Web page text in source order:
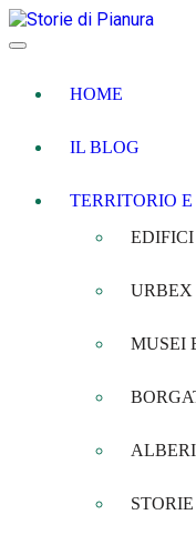
HOME
IL BLOG
TERRITORIO
MUSEI